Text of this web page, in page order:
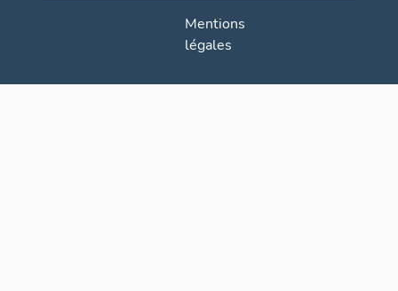
Mentions
légales